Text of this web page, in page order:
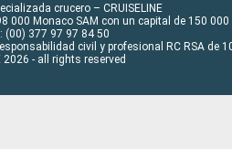
crucero – CRUISELINE
000 Monaco SAM con un capital de 150 000
(00) 377 97 97 84 50
civil y profesional RC RSA de
2026 - all rights reserved